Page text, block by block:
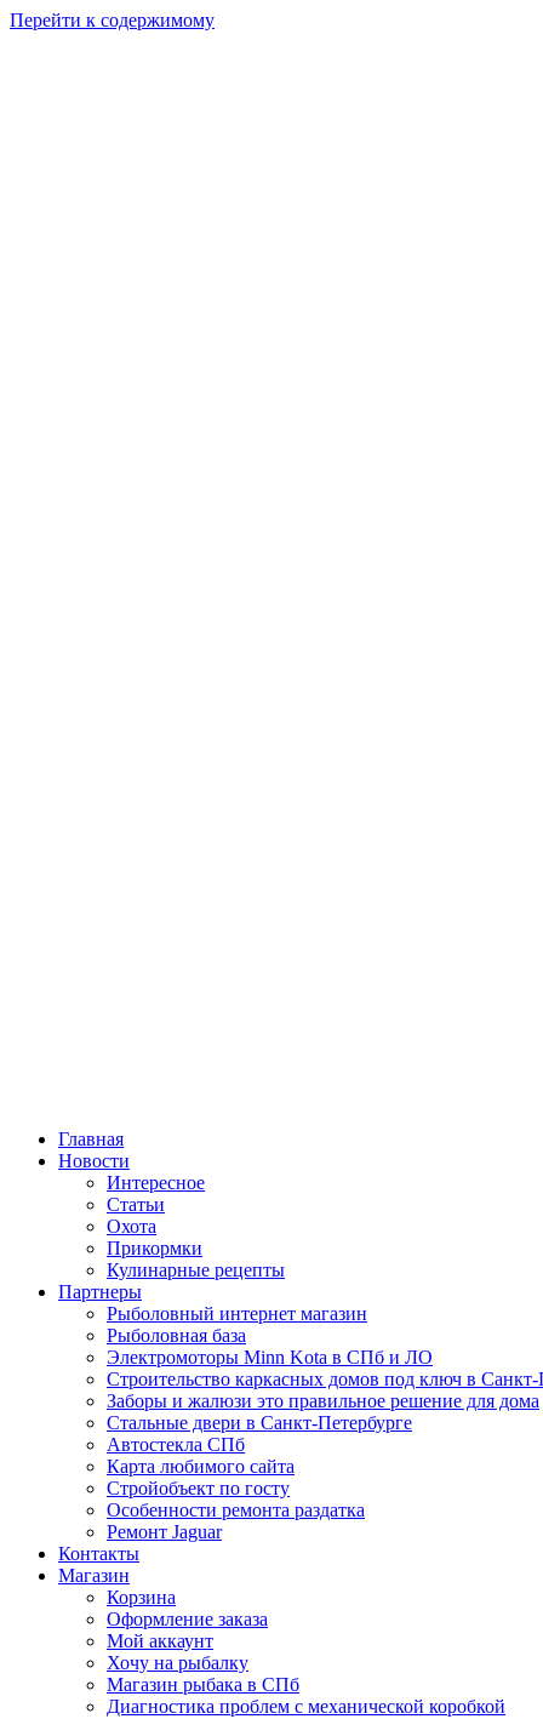
Перейти к содержимому
Главная
Новости
Интересное
Статьи
Охота
Прикормки
Кулинарные рецепты
Партнеры
Рыболовный интернет магазин
Рыболовная база
Электромоторы Minn Kota в СПб и ЛО
Строительство каркасных домов под ключ в Санкт-
Заборы и жалюзи это правильное решение для дома
Стальные двери в Санкт-Петербурге
Автостекла СПб
Карта любимого сайта
Стройобъект по госту
Особенности ремонта раздатка
Ремонт Jaguar
Контакты
Магазин
Корзина
Оформление заказа
Мой аккаунт
Хочу на рыбалку
Магазин рыбака в СПб
Диагностика проблем с механической коробкой